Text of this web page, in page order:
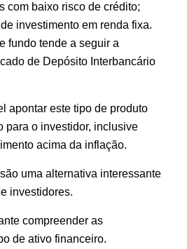
com baixo risco de crédito;
investimento em renda fixa.
fundo tende a seguir a
de Depósito Interbancário
apontar este tipo de produto
para o investidor, inclusive
acima da inflação.
uma alternativa interessante
investidores.
compreender as
de ativo financeiro.